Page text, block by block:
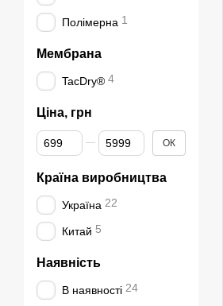
Полімерна 1
Мембрана
TacDry® 4
Ціна, грн
Від Ціна, грн
До Ціна, грн ОК
Країна виробництва
Україна 22
Китай 5
Наявність
В наявності 24